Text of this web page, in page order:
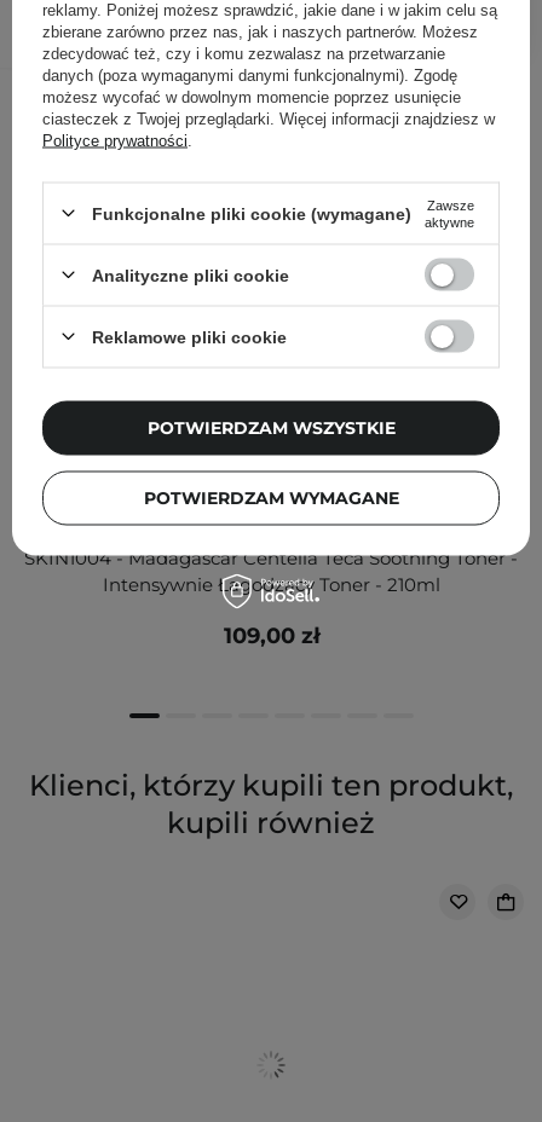
DODAJ DO KOSZYKA
Inni klienci sprawdzali również
NOWOŚĆ
SKIN1004 - Madagascar Centella Teca Soothing Toner -
Intensywnie Łagodzący Toner - 210ml
109,00 zł
Klienci, którzy kupili ten produkt,
kupili również
reklamy. Poniżej możesz sprawdzić, jakie dane i w jakim celu są
zbierane zarówno przez nas, jak i naszych partnerów. Możesz
zdecydować też, czy i komu zezwalasz na przetwarzanie
danych (poza wymaganymi danymi funkcjonalnymi). Zgodę
możesz wycofać w dowolnym momencie poprzez usunięcie
ciasteczek z Twojej przeglądarki. Więcej informacji znajdziesz w
Polityce prywatności
Funkcjonalne pliki cookie (wymagane)
Zawsze
aktywne
Analityczne pliki cookie
Reklamowe pliki cookie
POTWIERDZAM WYMAGANE
POTWIERDZAM WSZYSTKIE